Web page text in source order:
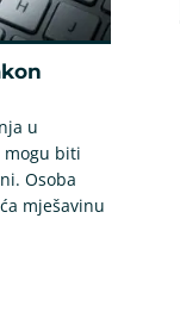
u
biti
Osoba
mješavinu